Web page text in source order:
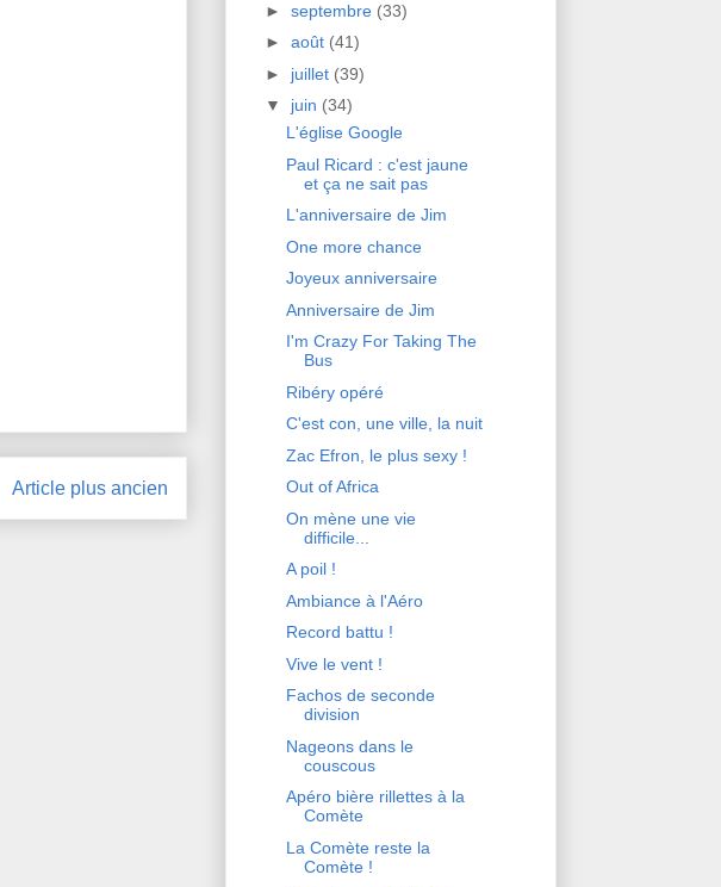
Article plus ancien
► septembre (33)
► août (41)
► juillet (39)
▼ juin (34)
L'église Google
Paul Ricard : c'est jaune
et ça ne sait pas
L'anniversaire de Jim
One more chance
Joyeux anniversaire
Anniversaire de Jim
I'm Crazy For Taking The
Bus
Ribéry opéré
C'est con, une ville, la nuit
Zac Efron, le plus sexy !
Out of Africa
On mène une vie
difficile...
A poil !
Ambiance à l'Aéro
Record battu !
Vive le vent !
Fachos de seconde
division
Nageons dans le
couscous
Apéro bière rillettes à la
Comète
La Comète reste la
Comète !